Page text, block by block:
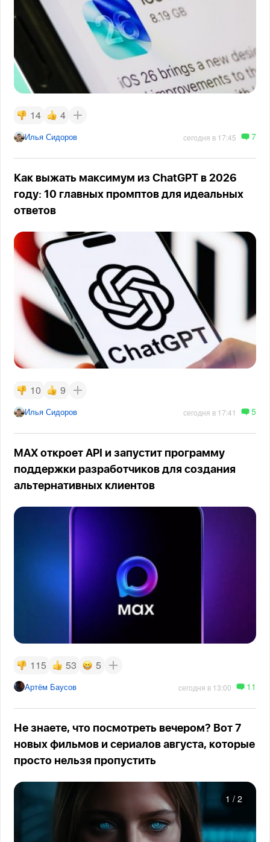
14 4
Илья Сидоров сегодня в 17:45 7
Как выжать максимум из ChatGPT в 2026
году: 10 главных промптов для идеальных
ответов
10 9
Илья Сидоров сегодня в 17:41 5
MAX откроет API и запустит программу
поддержки разработчиков для создания
альтернативных клиентов
115 53 5
Артём Баусов сегодня в 13:00 11
Не знаете, что посмотреть вечером? Вот 7
новых фильмов и сериалов августа, которые
просто нельзя пропустить
1 / 2